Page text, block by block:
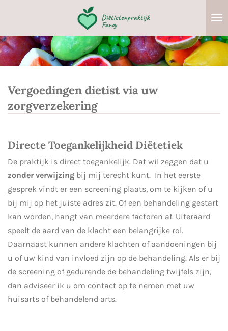
naar
de
hoofdinhoud
Vergoedingen dietist via uw
zorgverzekering
Directe Toegankelijkheid Diëtetiek
De praktijk is direct toegankelijk. Dat wil zeggen dat u
zonder verwijzing bij mij terecht kunt. In het eerste
gesprek vindt er een screening plaats, om te kijken of u
bij mij op het juiste adres zit. Of een behandeling gestart
kan worden, hangt van meerdere factoren af. Uiteraard
speelt de aard van de klacht een belangrijke rol.
Daarnaast kunnen andere klachten of aandoeningen bij
u of uw kind van invloed zijn op de behandeling. Als er bij
de screening of gedurende de behandeling twijfels zijn,
dan adviseer ik u om contact op te nemen met uw
huisarts of behandelend arts.